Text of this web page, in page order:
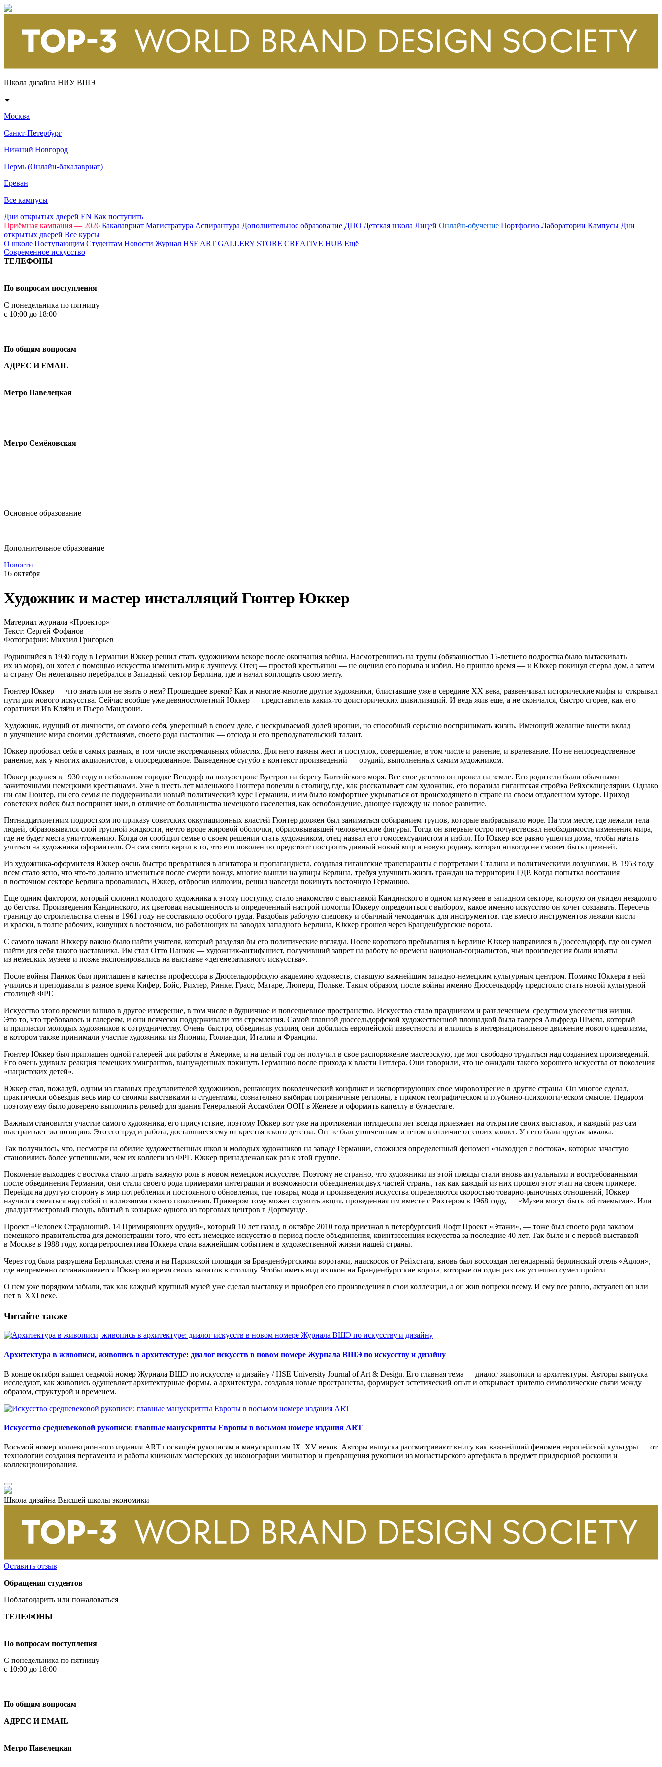
Школа дизайна НИУ ВШЭ
Москва
Санкт-Петербург
Нижний Новгород
Пермь (Онлайн-бакалавриат)
Ереван
Все кампусы
Дни открытых дверей EN Как поступить
Приёмная кампания — 2026 Бакалавриат Магистратура Аспирантура Дополнительное образование ДПО Детская школа Лицей Онлайн-обучение Портфолио Лаборатории Кампусы Дни
открытых дверей Все курсы
О школе Поступающим Студентам Новости Журнал HSE ART GALLERY STORE CREATIVE HUB Ещё
Современное искусство
ТЕЛЕФОНЫ
По вопросам поступления
С понедельника по пятницу
с 10:00 до 18:00
По общим вопросам
АДРЕС И EMAIL
Метро Павелецкая
Метро Семёновская
Основное образование
Дополнительное образование
Новости
16 октября
Художник и мастер инсталляций Гюнтер Юккер
Материал журнала «Проектор»
Текст: Сергей Фофанов
Фотографии: Михаил Григорьев
Родившийся в 1930 году в Германии Юккер решил стать художником вскоре после окончания войны. Насмотревшись на трупы (обязанностью 15-летнего подростка было вытаскивать
их из моря), он хотел с помощью искусства изменить мир к лучшему. Отец — простой крестьянин — не оценил его порыва и избил. Но пришло время — и Юккер покинул сперва дом, а затем
и страну. Он нелегально перебрался в Западный сектор Берлина, где и начал воплощать свою мечту.
Гюнтер Юккер — что знать или не знать о нем? Прошедшее время? Как и многие-многие другие художники, блиставшие уже в середине ХХ века, развенчивал исторические мифы и открывал
пути для нового искусства. Сейчас вообще уже девяностолетний Юккер — представитель каких-то доисторических цивилизаций. И ведь жив еще, а не скончался, быстро сгорев, как его
соратники Ив Кляйн и Пьеро Мандзони.
Художник, идущий от личности, от самого себя, уверенный в своем деле, с нескрываемой долей иронии, но способный серьезно воспринимать жизнь. Имеющий желание внести вклад
в улучшение мира своими действиями, своего рода наставник — отсюда и его преподавательский талант.
Юккер пробовал себя в самых разных, в том числе экстремальных областях. Для него важны жест и поступок, совершение, в том числе и ранение, и врачевание. Но не непосредственное
ранение, как у многих акционистов, а опосредованное. Выведенное сугубо в контекст произведений — орудий, выполненных самим художником.
Юккер родился в 1930 году в небольшом городке Вендорф на полуострове Вустров на берегу Балтийского моря. Все свое детство он провел на земле. Его родители были обычными
зажиточными немецкими крестьянами. Уже в шесть лет маленького Гюнтера повезли в столицу, где, как рассказывает сам художник, его поразила гигантская стройка Рейхсканцелярии. Однако
ни сам Гюнтер, ни его семья не поддерживали новый политический курс Германии, и им было комфортнее укрываться от происходящего в стране на своем отдаленном хуторе. Приход
советских войск был воспринят ими, в отличие от большинства немецкого населения, как освобождение, дающее надежду на новое развитие.
Пятнадцатилетним подростком по приказу советских оккупационных властей Гюнтер должен был заниматься собиранием трупов, которые выбрасывало море. На том месте, где лежали тела
людей, образовывался слой трупной жидкости, нечто вроде жировой оболочки, обрисовывавшей человеческие фигуры. Тогда он впервые остро почувствовал необходимость изменения мира,
где не будет места уничтожению. Когда он сообщил семье о своем решении стать художником, отец назвал его гомосексуалистом и избил. Но Юккер все равно ушел из дома, чтобы начать
учиться на художника-оформителя. Он сам свято верил в то, что его поколению предстоит построить дивный новый мир и новую родину, которая никогда не сможет быть прежней.
Из художника-оформителя Юккер очень быстро превратился в агитатора и пропагандиста, создавая гигантские транспаранты с портретами Сталина и политическими лозунгами. В 1953 году
всем стало ясно, что что-то должно измениться после смерти вождя, многие вышли на улицы Берлина, требуя улучшить жизнь граждан на территории ГДР. Когда попытка восстания
в восточном секторе Берлина провалилась, Юккер, отбросив иллюзии, решил навсегда покинуть восточную Германию.
Еще одним фактором, который склонил молодого художника к этому поступку, стало знакомство с выставкой Кандинского в одном из музеев в западном секторе, которую он увидел незадолго
до бегства. Произведения Кандинского, их цветовая насыщенность и определенный настрой помогли Юккеру определиться с выбором, какое именно искусство он хочет создавать. Пересечь
границу до строительства стены в 1961 году не составляло особого труда. Раздобыв рабочую спецовку и обычный чемоданчик для инструментов, где вместо инструментов лежали кисти
и краски, в толпе рабочих, живущих в восточном, но работающих на заводах западного Берлина, Юккер прошел через Бранденбургские ворота.
С самого начала Юккеру важно было найти учителя, который разделял бы его политические взгляды. После короткого пребывания в Берлине Юккер направился в Дюссельдорф, где он сумел
найти для себя такого наставника. Им стал Отто Панкок — художник-антифашист, получивший запрет на работу во времена национал-социалистов, чьи произведения были изъяты
из немецких музеев и позже экспонировались на выставке «дегенеративного искусства».
После войны Панкок был приглашен в качестве профессора в Дюссельдорфскую академию художеств, ставшую важнейшим западно-немецким культурным центром. Помимо Юккера в ней
учились и преподавали в разное время Кифер, Бойс, Рихтер, Ринке, Грасс, Матаре, Люперц, Польке. Таким образом, после войны именно Дюссельдорфу предстояло стать новой культурной
столицей ФРГ.
Искусство этого времени вышло в другое измерение, в том числе в будничное и повседневное пространство. Искусство стало праздником и развлечением, средством увеселения жизни.
Это то, что требовалось и галереям, и они всячески поддерживали эти стремления. Самой главной дюсседьдорфской художественной площадкой была галерея Альфреда Шмела, который
и пригласил молодых художников к сотрудничеству. Очень быстро, объединив усилия, они добились европейской известности и влились в интернациональное движение нового идеализма,
в котором также принимали участие художники из Японии, Голландии, Италии и Франции.
Гюнтер Юккер был приглашен одной галереей для работы в Америке, и на целый год он получил в свое распоряжение мастерскую, где мог свободно трудиться над созданием произведений.
Его очень удивила реакция немецких эмигрантов, вынужденных покинуть Германию после прихода к власти Гитлера. Они говорили, что не ожидали такого хорошего искусства от поколения
«нацистских детей».
Юккер стал, пожалуй, одним из главных представителей художников, решающих поколенческий конфликт и экспортирующих свое мировоззрение в другие страны. Он многое сделал,
практически объездив весь мир со своими выставками и студентами, сознательно выбирая пограничные регионы, в прямом географическом и глубинно-психологическом смысле. Недаром
поэтому ему было доверено выполнить рельеф для здания Генеральной Ассамблеи ООН в Женеве и оформить капеллу в бундестаге.
Важным становится участие самого художника, его присутствие, поэтому Юккер вот уже на протяжении пятидесяти лет всегда приезжает на открытие своих выставок, и каждый раз сам
выстраивает экспозицию. Это его труд и работа, доставшиеся ему от крестьянского детства. Он не был утонченным эстетом в отличие от своих коллег. У него была другая закалка.
Так получилось, что, несмотря на обилие художественных школ и молодых художников на западе Германии, сложился определенный феномен «выходцев с востока», которые зачастую
становились более успешными, чем их коллеги из ФРГ. Юккер принадлежал как раз к этой группе.
Поколение выходцев с востока стало играть важную роль в новом немецком искусстве. Поэтому не странно, что художники из этой плеяды стали вновь актуальными и востребованными
после объединения Германии, они стали своего рода примерами интеграции и возможности объединения двух частей страны, так как каждый из них прошел этот этап на своем примере.
Перейдя на другую сторону в мир потребления и постоянного обновления, где товары, мода и произведения искусства определяются скоростью товарно-рыночных отношений, Юккер
научился смеяться над собой и иллюзиями своего поколения. Примером тому может служить акция, проведенная им вместе с Рихтером в 1968 году, — «Музеи могут быть обитаемыми». Или
двадцатиметровый гвоздь, вбитый в козырьке одного из торговых центров в Дортмунде.
Проект «Человек Страдающий. 14 Примиряющих орудий», который 10 лет назад, в октябре 2010 года приезжал в петербургский Лофт Проект «Этажи», — тоже был своего рода заказом
немецкого правительства для демонстрации того, что есть немецкое искусство в период после объединения, квинтэссенция искусства за последние 40 лет. Так было и с первой выставкой
в Москве в 1988 году, когда ретроспектива Юккера стала важнейшим событием в художественной жизни нашей страны.
Через год была разрушена Берлинская стена и на Парижской площади за Бранденбургскими воротами, наискосок от Рейхстага, вновь был воссоздан легендарный берлинский отель «Адлон»,
где непременно останавливается Юккер во время своих визитов в столицу. Чтобы иметь вид из окон на Бранденбургские ворота, которые он один раз так успешно сумел пройти.
О нем уже порядком забыли, так как каждый крупный музей уже сделал выставку и приобрел его произведения в свои коллекции, а он жив вопреки всему. И ему все равно, актуален он или
нет в XXI веке.
Читайте также
Архитектура в живописи, живопись в архитектуре: диалог искусств в новом номере Журнала ВШЭ по искусству и дизайну
В конце октября вышел седьмой номер Журнала ВШЭ по искусству и дизайну / HSE University Journal of Art & Design. Его главная тема — диалог живописи и архитектуры. Авторы выпуска
исследуют, как живопись одушевляет архитектурные формы, а архитектура, создавая новые пространства, формирует эстетический опыт и открывает зрителю символические связи между
образом, структурой и временем.
Искусство средневековой рукописи: главные манускрипты Европы в восьмом номере издания ART
Восьмой номер коллекционного издания ART посвящён рукописям и манускриптам IX–XV веков. Авторы выпуска рассматривают книгу как важнейший феномен европейской культуры — от
технологии создания пергамента и работы книжных мастерских до иконографии миниатюр и превращения рукописи из монастырского артефакта в предмет придворной роскоши и
коллекционирования.
Школа дизайна Высшей школы экономики
Оставить отзыв
Обращения студентов
Поблагодарить или пожаловаться
ТЕЛЕФОНЫ
По вопросам поступления
С понедельника по пятницу
с 10:00 до 18:00
По общим вопросам
АДРЕС И EMAIL
Метро Павелецкая